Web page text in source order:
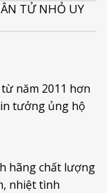
TỬ NHỎ UY
năm 2011 hơn
tưởng ủng hộ
hãng chất lượng
nhiệt tình